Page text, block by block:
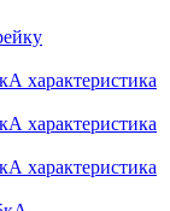
характеристика
характеристика
характеристика